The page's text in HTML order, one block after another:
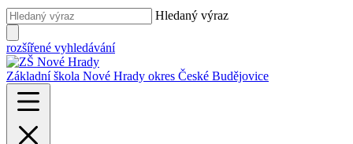
Hledaný výraz
rozšířené vyhledávání
Základní škola Nové Hrady okres České Budějovice